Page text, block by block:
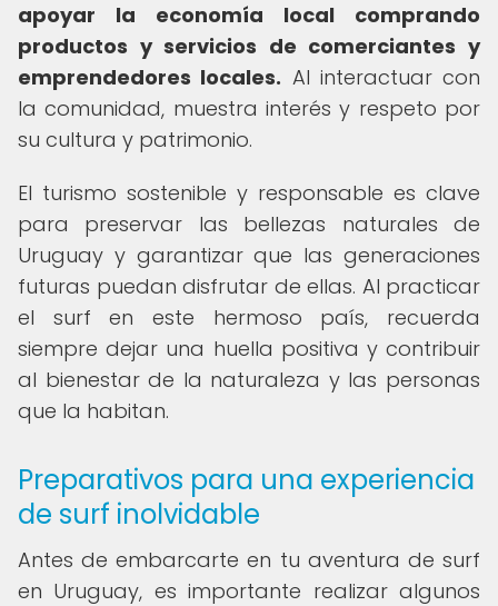
apoyar la economía local comprando
productos y servicios de comerciantes y
emprendedores locales. Al interactuar con
la comunidad, muestra interés y respeto por
su cultura y patrimonio.
El turismo sostenible y responsable es clave
para preservar las bellezas naturales de
Uruguay y garantizar que las generaciones
futuras puedan disfrutar de ellas. Al practicar
el surf en este hermoso país, recuerda
siempre dejar una huella positiva y contribuir
al bienestar de la naturaleza y las personas
que la habitan.
Preparativos para una experiencia
de surf inolvidable
Antes de embarcarte en tu aventura de surf
en Uruguay, es importante realizar algunos